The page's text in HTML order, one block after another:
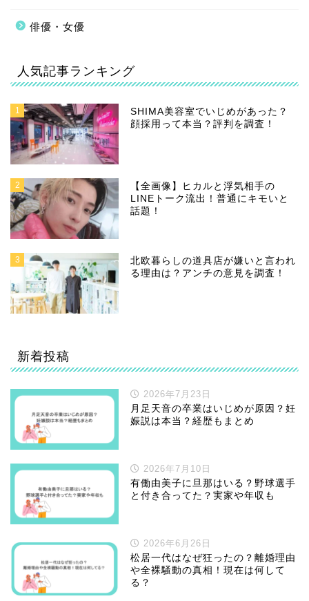
俳優・女優
人気記事ランキング
1
SHIMA美容室でいじめがあった？
顔採用って本当？評判を調査！
2
【全画像】ヒカルと浮気相手の
LINEトーク流出！普通にキモいと
話題！
3
北欧暮らしの道具店が嫌いと言われ
る理由は？アンチの意見を調査！
新着投稿
2026年7月23日
月足天音の卒業はいじめが原因？妊
娠説は本当？経歴もまとめ
2026年7月10日
有働由美子に旦那はいる？野球選手
と付き合ってた？実家や年収も
2026年6月26日
松居一代はなぜ狂ったの？離婚理由
や全裸騒動の真相！現在は何して
る？